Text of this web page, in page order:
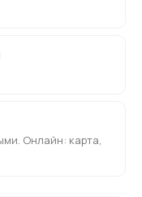
Онлайн: карта,